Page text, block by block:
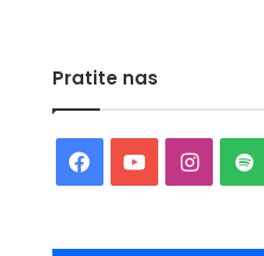
Pratite nas
Facebook
YouTube